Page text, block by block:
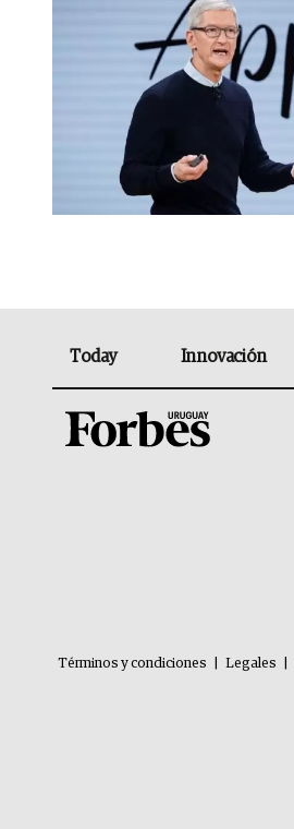
Today Innovación
Términos y condiciones Legales